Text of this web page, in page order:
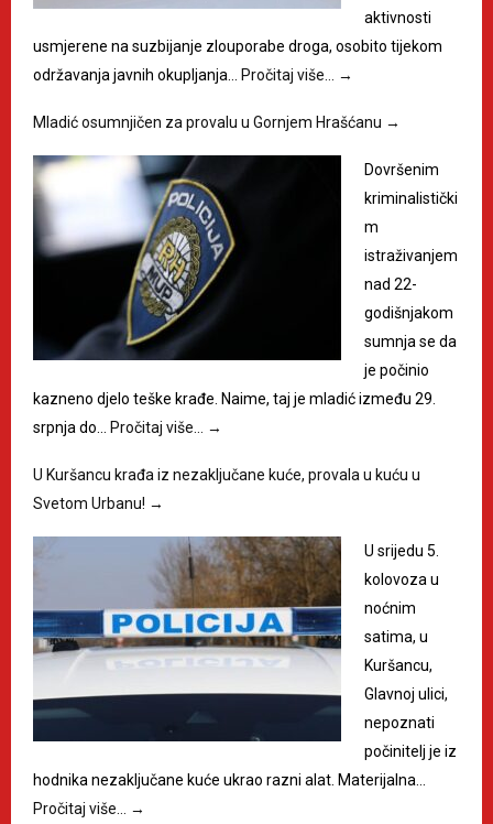
aktivnosti
usmjerene na suzbijanje zlouporabe droga, osobito tijekom
održavanja javnih okupljanja…
Pročitaj više… →
Mladić osumnjičen za provalu u Gornjem Hrašćanu →
Dovršenim
kriminalistički
m
istraživanjem
nad 22-
godišnjakom
sumnja se da
je počinio
kazneno djelo teške krađe. Naime, taj je mladić između 29.
srpnja do…
Pročitaj više… →
U Kuršancu krađa iz nezaključane kuće, provala u kuću u
Svetom Urbanu! →
U srijedu 5.
kolovoza u
noćnim
satima, u
Kuršancu,
Glavnoj ulici,
nepoznati
počinitelj je iz
hodnika nezaključane kuće ukrao razni alat. Materijalna…
Pročitaj više…
→